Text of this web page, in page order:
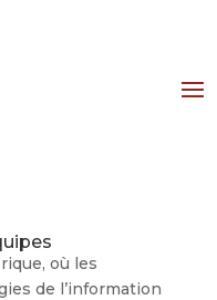
où les
de l’information